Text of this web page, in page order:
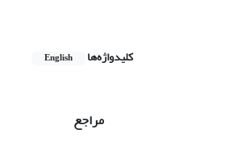
کلیدواژه‌ها English
مراجع